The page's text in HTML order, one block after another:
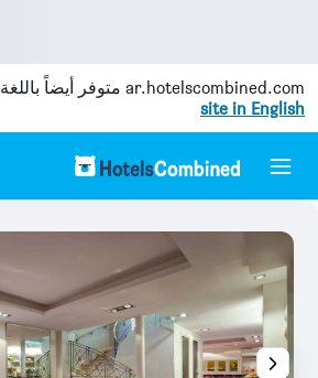
ar.hotelscombined.com متوفر أيضاً
site in English